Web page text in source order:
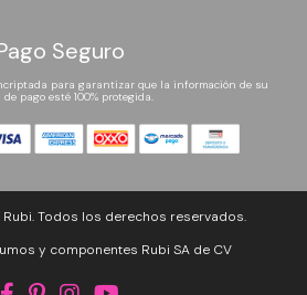
Seguro
para garantizar que la información de su
pago esté 100% protegida.
. Todos los derechos reservados.
y componentes Rubi SA de CV